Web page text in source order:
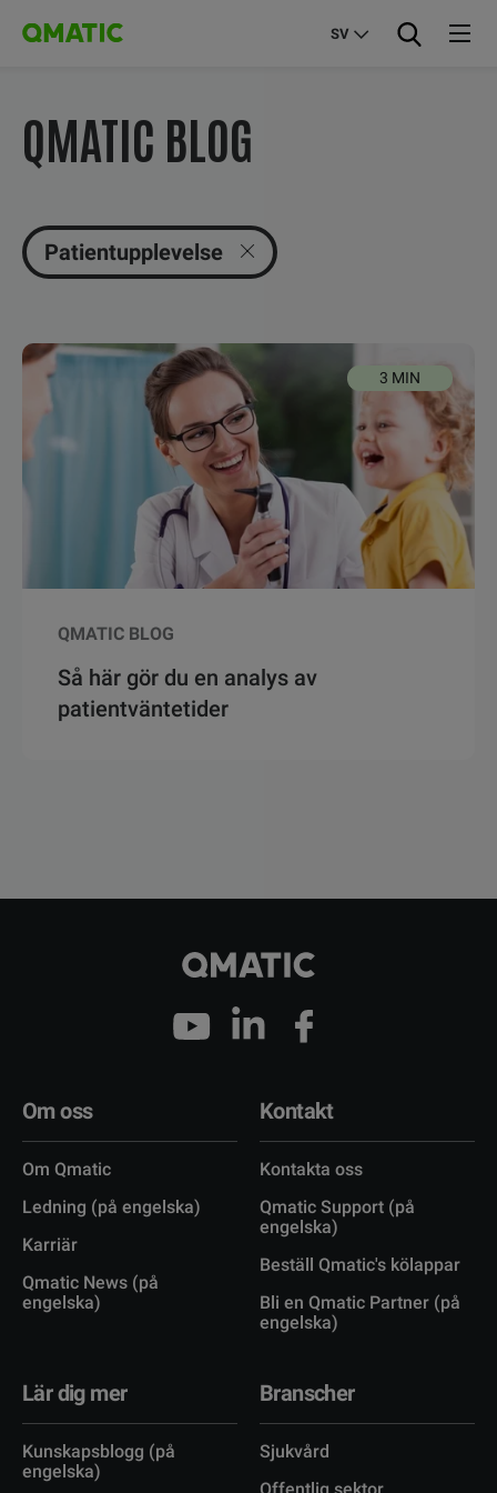
SV
QMATIC BLOG
Patientupplevelse
3 MIN
QMATIC BLOG
Så här gör du en analys av
patientväntetider
Om oss
Om Qmatic
Ledning (på engelska)
Karriär
Qmatic News (på
engelska)
Kontakt
Kontakta oss
Qmatic Support (på
engelska)
Beställ Qmatic's kölappar
Bli en Qmatic Partner (på
engelska)
Lär dig mer
Kunskapsblogg (på
engelska)
Branscher
Sjukvård